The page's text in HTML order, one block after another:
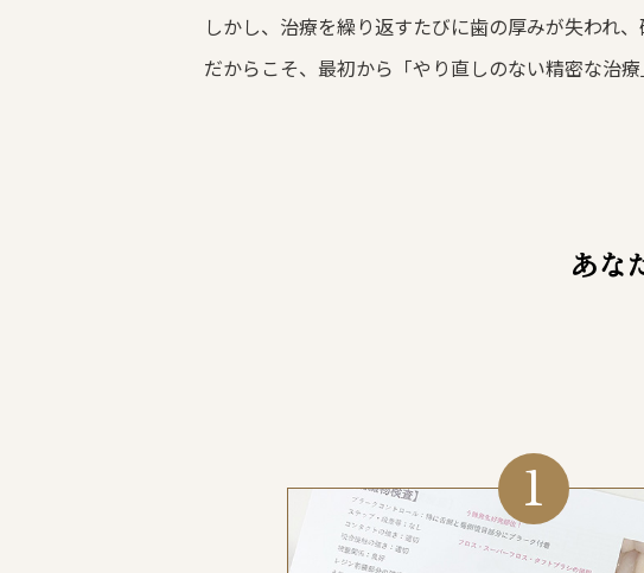
しかし、治療を繰り返すたびに歯の厚みが失われ
だからこそ、最初から「やり直しのない精密な治
あな
1